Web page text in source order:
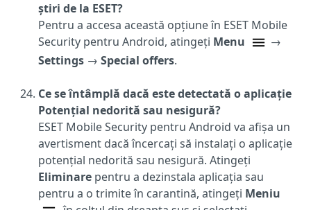
știri de la ESET?
Pentru a accesa această opțiune în ESET Mobile
Security pentru Android, atingeți Menu
→
Settings → Special offers.
Ce se întâmplă dacă este detectată o aplicație
Potențial nedorită sau nesigură?
ESET Mobile Security pentru Android va afișa un
avertisment dacă încercați să instalați o aplicație
potențial nedorită sau nesigură. Atingeți
Eliminare pentru a dezinstala aplicația sau
pentru a o trimite în carantină, atingeți Meniu